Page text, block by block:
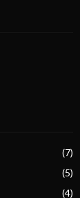
(7)
(5)
(4)